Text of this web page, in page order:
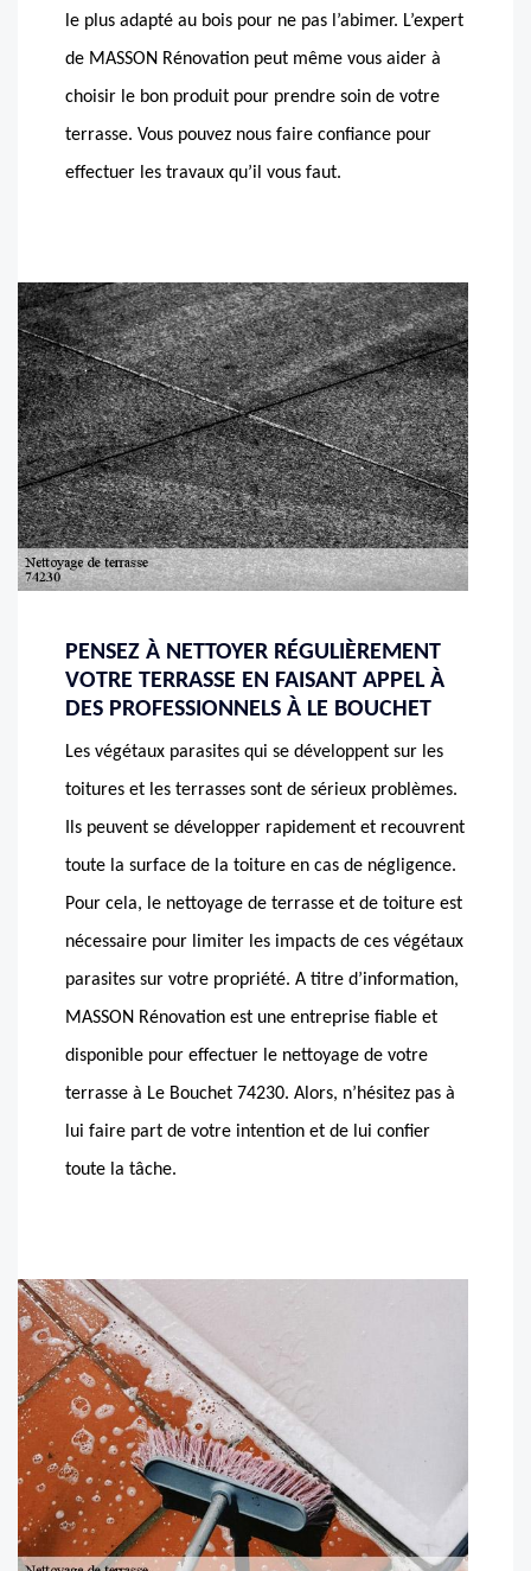
le plus adapté au bois pour ne pas l’abimer. L’expert
de MASSON Rénovation peut même vous aider à
choisir le bon produit pour prendre soin de votre
terrasse. Vous pouvez nous faire confiance pour
effectuer les travaux qu’il vous faut.
PENSEZ À NETTOYER RÉGULIÈREMENT
VOTRE TERRASSE EN FAISANT APPEL À
DES PROFESSIONNELS À LE BOUCHET
Les végétaux parasites qui se développent sur les
toitures et les terrasses sont de sérieux problèmes.
Ils peuvent se développer rapidement et recouvrent
toute la surface de la toiture en cas de négligence.
Pour cela, le nettoyage de terrasse et de toiture est
nécessaire pour limiter les impacts de ces végétaux
parasites sur votre propriété. A titre d’information,
MASSON Rénovation est une entreprise fiable et
disponible pour effectuer le nettoyage de votre
terrasse à Le Bouchet 74230. Alors, n’hésitez pas à
lui faire part de votre intention et de lui confier
toute la tâche.